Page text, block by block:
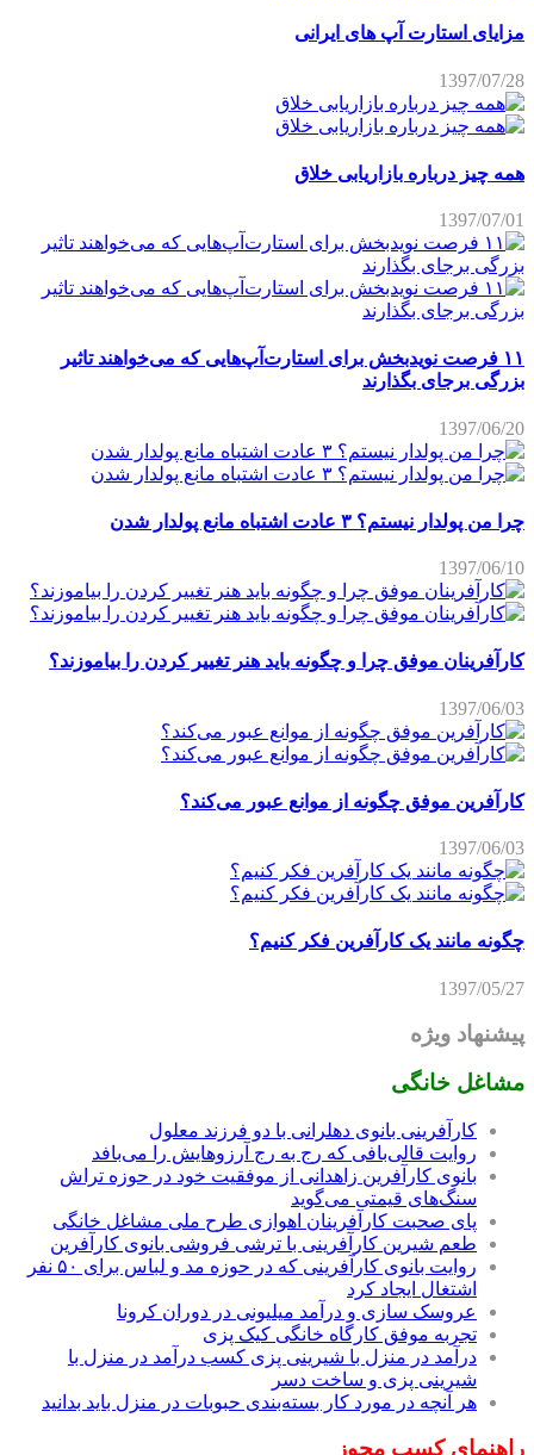
مزایای استارت آپ های ایرانی
1397/07/28
همه چیز درباره بازاریابی خلاق
1397/07/01
۱۱ فرصت نویدبخش برای استارت‌آپ‌هایی که می‌خواهند تاثیر
بزرگی برجای بگذارند
1397/06/20
چرا من پولدار نیستم؟ ۳ عادت اشتباه مانع پولدار شدن
1397/06/10
کارآفرینان موفق چرا و چگونه باید هنر تغییر کردن را بیاموزند؟
1397/06/03
کارآفرین موفق چگونه از موانع عبور می‌کند؟
1397/06/03
چگونه مانند یک کارآفرین فکر کنیم؟
1397/05/27
پیشنهاد ویژه
مشاغل خانگی
کارآفرینی بانوی دهلرانی با دو فرزند معلول
روایت قالی‌بافی که رج به رج آرزوهایش را می‌بافد
بانوی کارآفرین زاهدانی از موفقیت خود در حوزه تراش
سنگ‌های قیمتی می‌گوید
پای صحبت کارآفرینان اهوازی طرح ملی مشاغل خانگی
طعم شیرین کارآفرینی با ترشی فروشی بانوی کارآفرین
روایت بانوی کارآفرینی که در حوزه مد و لباس برای ۵۰ نفر
اشتغال ایجاد کرد
عروسک سازی و درآمد میلیونی در دوران کرونا
تجربه موفق کارگاه خانگی کیک پزی
درآمد در منزل با شیرینی پزی کسب درآمد در منزل با
شیرینی پزی و ساخت دسر
هر آنچه در مورد کار بسته‌بندی حبوبات در منزل باید بدانید
راهنمای کسب مجوز